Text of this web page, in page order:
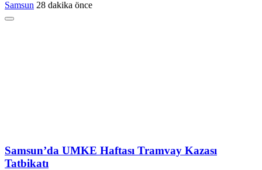
Samsun 28 dakika önce
Samsun’da UMKE Haftası Tramvay Kazası
Tatbikatı